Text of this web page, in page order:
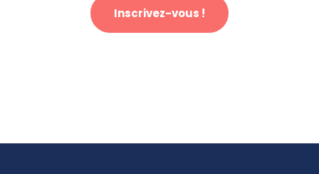
Inscrivez-vous !